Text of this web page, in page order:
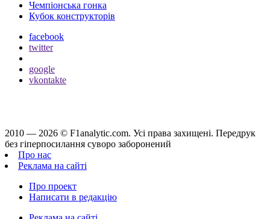
Чемпіонська гонка
Кубок конструкторів
facebook
twitter
google
vkontakte
2010 — 2026 © F1analytic.com. Усi права захищенi. Передрук
без гіперпосилання суворо заборонений
Про нас
Реклама на сайті
Про проект
Написати в редакцію